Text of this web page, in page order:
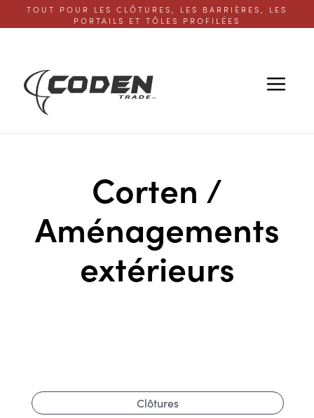
TOUT POUR LES CLÔTURES, LES BARRIÈRES, LES
PORTAILS ET TÔLES PROFILÉES
Corten /
Aménagements
extérieurs
Clôtures